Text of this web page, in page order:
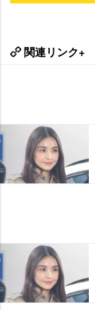
関連リンク+